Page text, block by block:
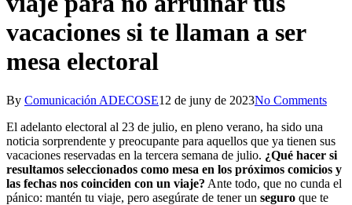
vacaciones si te llaman a ser
mesa electoral
By Comunicación ADECOSE12 de juny de 2023No Comments
El adelanto electoral al 23 de julio, en pleno verano, ha sido una
noticia sorprendente y preocupante para aquellos que ya tienen sus
vacaciones reservadas en la tercera semana de julio. ¿Qué hacer si
resultamos seleccionados como mesa en los próximos comicios y
las fechas nos coinciden con un viaje? Ante todo, que no cunda el
pánico: mantén tu viaje, pero asegúrate de tener unseguro que te